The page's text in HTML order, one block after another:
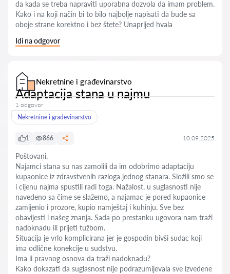
da kada se treba napraviti uporabna dozvola da imam problem.
Kako i na koji nač̣in bi to bilo najbolje napisati da bude sa
oboje strane korektno i bez štete? Unaprijed hvala
Idi na odgovor
Nekretnine i građevinarstvo
Adaptacija stana u najmu
1 odgovor
Nekretnine i građevinarstvo
1 866 10.09.2025
Poštovani,
Najamci stana su nas zamolili da im odobrimo adaptaciju
kupaonice iz zdravstvenih razloga jednog stanara. Složili smo se
i cijenu najma spustili radi toga. Nažalost, u suglasnosti nije
navedeno sa čime se slažemo, a najamac je pored kupaonice
zamijenio i prozore, kupio namještaj i kuhinju. Sve bez
obavijesti i našeg znanja. Sada po prestanku ugovora nam traži
nadoknadu ili prijeti tužbom.
Situacija je vrlo komplicirana jer je gospodin bivši sudac koji
ima odlične konekcije u sudstvu.
Ima li pravnog osnova da traži nadoknadu?
Kako dokazati da suglasnost nije podrazumijevala sve izvedene